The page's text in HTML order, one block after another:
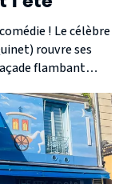
! Le célèbre
rouvre ses
flambant